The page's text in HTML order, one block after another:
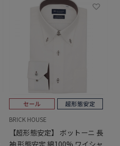
BRICK HOUSE
【超形態安定】 ボットーニ 長